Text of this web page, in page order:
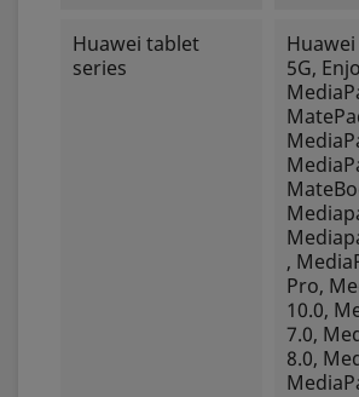
Huawei tablet
series
5G,
,
Pro,
10.0,
7.0,
8.0,